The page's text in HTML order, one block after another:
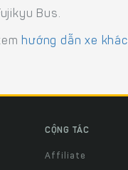
Bus.
hướng dẫn xe
CỘNG TÁC
Affiliate